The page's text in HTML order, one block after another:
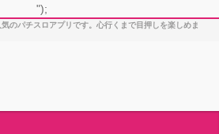
");
のパチスロアプリです。心行くまで目押しを楽しめま